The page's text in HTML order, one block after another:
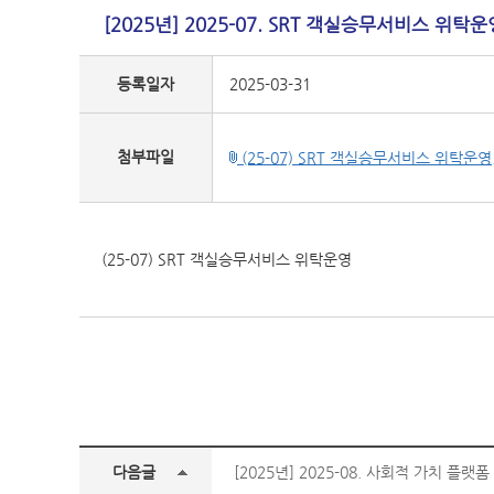
[2025년] 2025-07. SRT 객실승무서비스 위탁운
등록일자 2025-03-31
첨부파일 (25-07) SRT 객실승무서비스 위탁운
(25-07) SRT 객실승무서비스 위탁운영
다음글 [2025년] 2025-08. 사회적 가치 플랫폼